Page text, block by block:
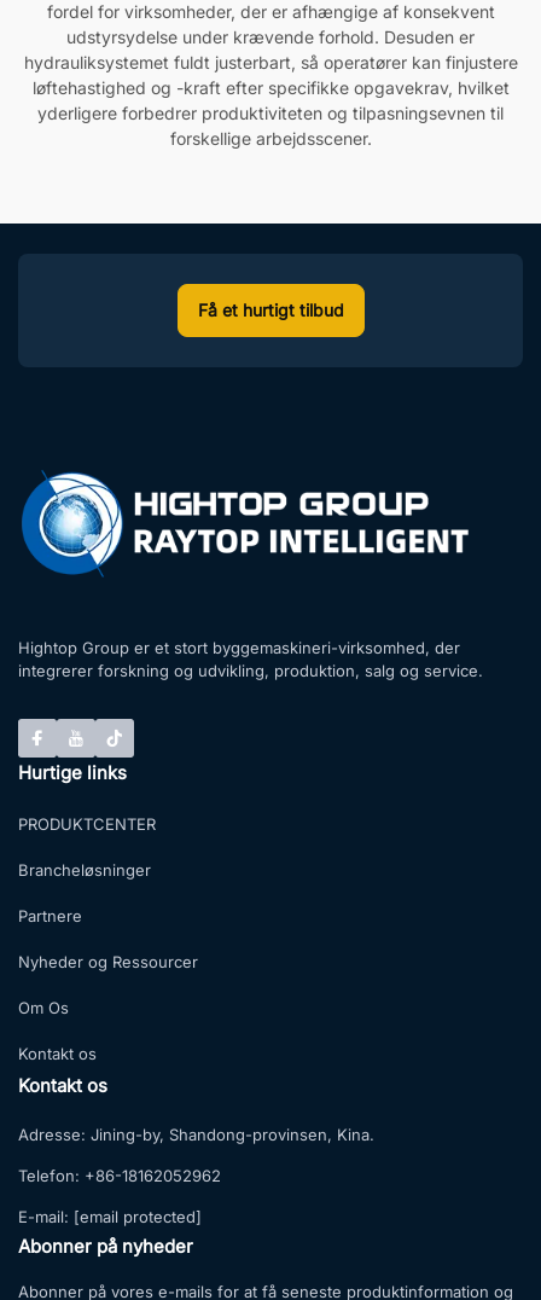
fordel for virksomheder, der er afhængige af konsekvent
udstyrsydelse under krævende forhold. Desuden er
hydrauliksystemet fuldt justerbart, så operatører kan finjustere
løftehastighed og -kraft efter specifikke opgavekrav, hvilket
yderligere forbedrer produktiviteten og tilpasningsevnen til
forskellige arbejdsscener.
Få et hurtigt tilbud
Hightop Group er et stort byggemaskineri-virksomhed, der
integrerer forskning og udvikling, produktion, salg og service.
Hurtige links
PRODUKTCENTER
Brancheløsninger
Partnere
Nyheder og Ressourcer
Om Os
Kontakt os
Kontakt os
Adresse: Jining-by, Shandong-provinsen, Kina.
Telefon: +86-18162052962
E-mail: [email protected]
Abonner på nyheder
Abonner på vores e-mails for at få seneste produktinformation og